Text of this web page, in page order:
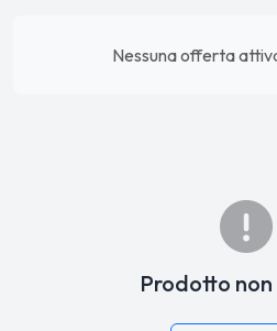
Nessuna offerta
Prodotto